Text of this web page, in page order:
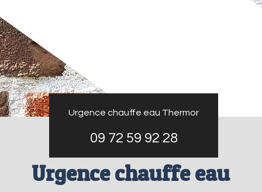
Urgence chauffe eau Thermor
09 72 59 92 28
Urgence chauffe eau